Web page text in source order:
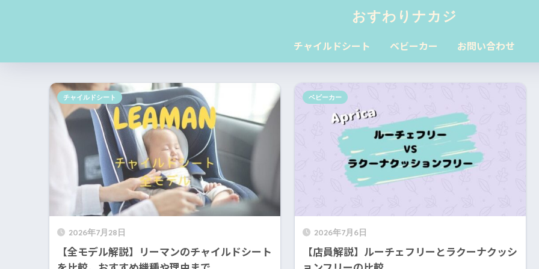
おすわりナカジ
チャイルドシート ベビーカー お問い合わせ
2026年7月28日
【全モデル解説】リーマンのチャイルドシート
チャイルドシート
2026年7月6日
【店員解説】ルーチェフリーとラクーナクッシ
ベビーカー